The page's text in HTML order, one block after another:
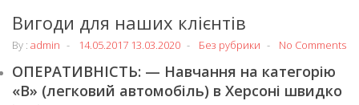
Вигоди для наших клієнтів
By : admin 14.05.2017 13.03.2020 Без рубрики No Comments
ОПЕРАТИВНІСТЬ: — Навчання на категорію
«В» (легковий автомобіль) в Херсоні швидко